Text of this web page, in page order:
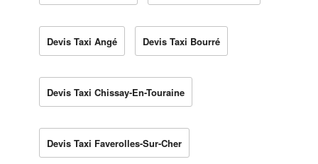
Devis Taxi Angé Devis Taxi Bourré
Devis Taxi Chissay-En-Touraine
Devis Taxi Faverolles-Sur-Cher